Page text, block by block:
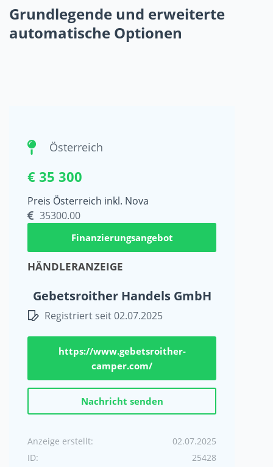
Grundlegende und erweiterte
automatische Optionen
Österreich
€ 35 300
Preis Österreich inkl. Nova
35300.00
Finanzierungsangebot
HÄNDLERANZEIGE
Gebetsroither Handels GmbH
Registriert seit 02.07.2025
https://www.gebetsroither-
camper.com/
Nachricht senden
Anzeige erstellt:
02.07.2025
ID:
25428